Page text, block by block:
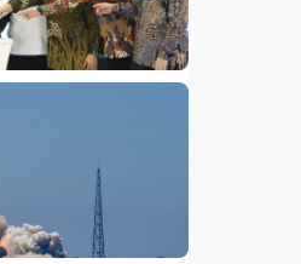
keagamaan